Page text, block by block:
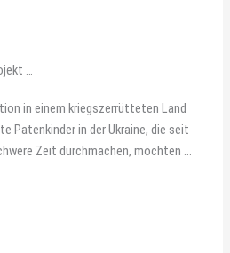
…
in einem kriegszerrütteten Land
Patenkinder in der Ukraine, die seit
Zeit durchmachen, möchten ...